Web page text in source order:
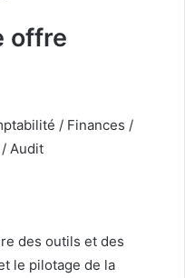
offre
/ Finances /
Audit
des outils et des
le pilotage de la